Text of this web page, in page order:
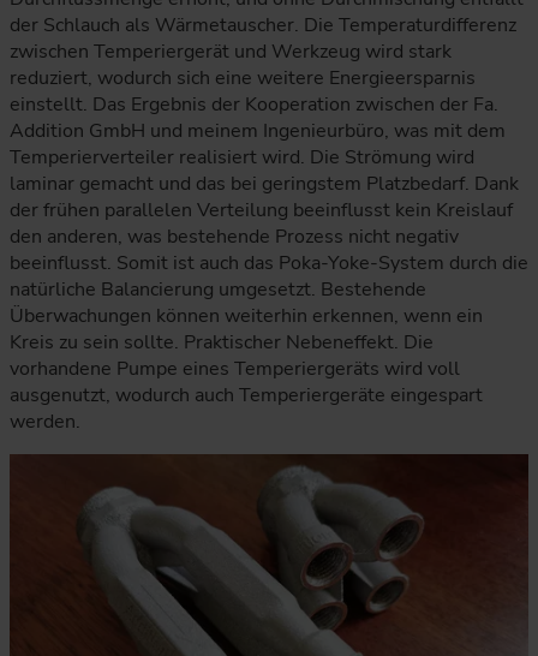
der Schlauch als Wärmetauscher. Die Temperaturdifferenz
zwischen Temperiergerät und Werkzeug wird stark
reduziert, wodurch sich eine weitere Energieersparnis
einstellt. Das Ergebnis der Kooperation zwischen der Fa.
Addition GmbH und meinem Ingenieurbüro, was mit dem
Temperierverteiler realisiert wird. Die Strömung wird
laminar gemacht und das bei geringstem Platzbedarf. Dank
der frühen parallelen Verteilung beeinflusst kein Kreislauf
den anderen, was bestehende Prozess nicht negativ
beeinflusst. Somit ist auch das Poka-Yoke-System durch die
natürliche Balancierung umgesetzt. Bestehende
Überwachungen können weiterhin erkennen, wenn ein
Kreis zu sein sollte. Praktischer Nebeneffekt. Die
vorhandene Pumpe eines Temperiergeräts wird voll
ausgenutzt, wodurch auch Temperiergeräte eingespart
werden.